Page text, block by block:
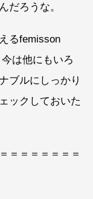
だろうな。
るfemisson
は他にもいろ
ブルにしっかり
ックしておいた
＝＝＝＝＝＝＝